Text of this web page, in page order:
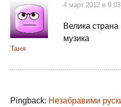
Taня
4 март 2012 в
Велика
музика
Pingback: Незабравими